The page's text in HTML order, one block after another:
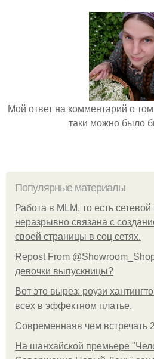
Мой ответ на комментарий о
таки можно было
Популярные материалы
Работа в MLM, то есть
неразрывно связана с
своей страницы в соц сетях.
Repost From
девочки выпускницы?
Вот это вырез: роузи
всех в эффектном платьe.
Современнаяв чем встречать
На шанхайской премьере